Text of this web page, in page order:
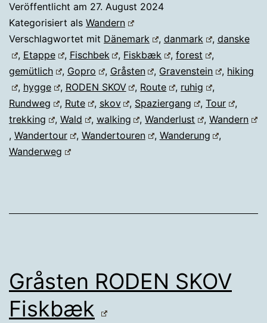
Veröffentlicht am 27. August 2024
Kategorisiert als Wandern
Verschlagwortet mit Dänemark , danmark , danske
, Etappe , Fischbek , Fiskbæk ,forest
,
gemütlich
, Gopro , Gråsten , Gravenstein , hiking
, hygge , RODEN SKOV , Route , ruhig
,
Rundweg
, Rute , skov , Spaziergang ,Tour
,
trekking
, Wald , walking ,Wanderlust ,Wandern
, Wandertour , Wandertouren , Wanderung
,
Wanderweg
Gråsten RODEN SKOV
Fiskbæk